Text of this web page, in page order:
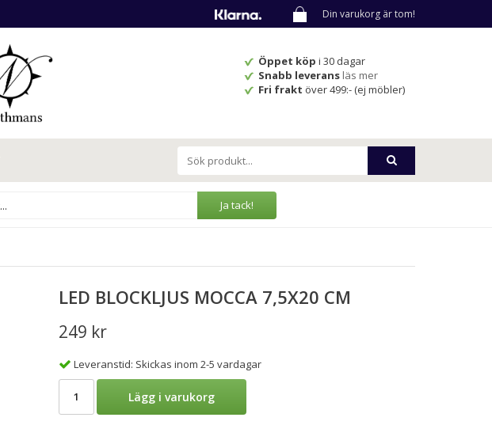
Din varukorg är tom!
Öppet köpi 30 dagar
Snabb leverans läs mer
Fri frakt över 499:- (ej möbler)
Ja tack!
LED BLOCKLJUS MOCCA 7,5X20 CM
249 kr
Leveranstid: Skickas inom 2-5 vardagar
Lägg i varukorg